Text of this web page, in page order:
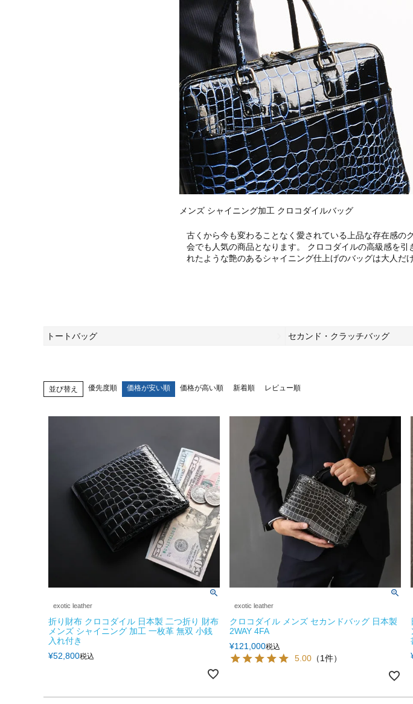
メンズ シャイニング加工 クロコダイルバッグ
古くから今も変わることなく愛されている上品な存在感の
会でも人気の商品となります。 クロコダイルの高級感を
れたような艶のあるシャイニング仕上げのバッグは大人だ
トートバッグ セカンド・クラッチバッグ
並び替え 優先度順 価格が安い順 価格が高い順 新着順 レビュー順
exotic leather
折り財布 クロコダイル 日本製 二つ折り 財布
メンズ シャイニング 加工 一枚革 無双 小銭
入れ付き
¥52,800税込
exotic leather
クロコダイル メンズ セカンドバッグ 日本製
2WAY 4FA
¥121,000税込
5.00 （1件）